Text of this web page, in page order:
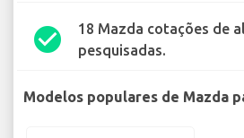
check_circle
18 Mazda cotações de
pesquisadas.
Modelos populares de Mazda